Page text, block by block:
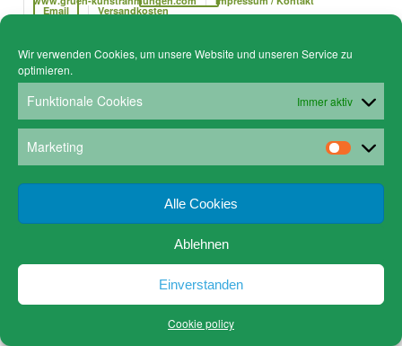
Wir verwenden Cookies, um unsere Website und unseren Service zu
optimieren.
Funktionale Cookies Immer aktiv
Marketing
Alle Cookies
Ablehnen
Einverstanden
Cookie policy
Email Versandkosten